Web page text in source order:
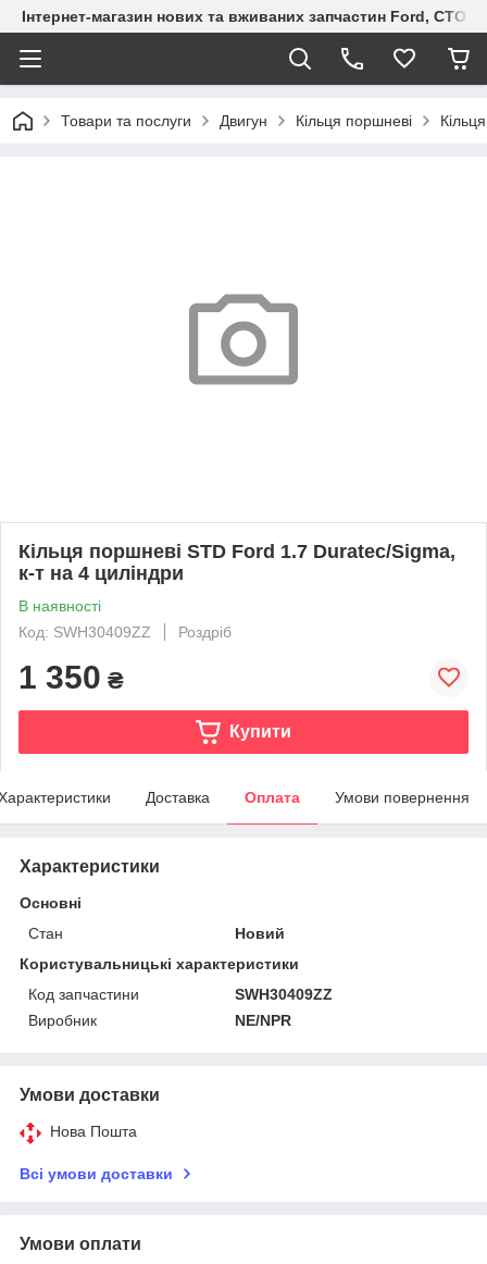
Інтернет-магазин нових та вживаних запчастин Ford, СТО
Товари та послуги Двигун Кільця поршневі
Кільця поршневі STD Ford 1.7 Duratec/Sigma,
к-т на 4 циліндри
В наявності
Код: SWH30409ZZ
Роздріб
1 350 ₴
Купити
Доставка Оплата Умови повернення
Характеристики
Основні
Стан
Новий
Користувальницькі характеристики
Код запчастини
SWH30409ZZ
Виробник
NE/NPR
Умови доставки
Нова Пошта
Всі умови доставки
Умови оплати